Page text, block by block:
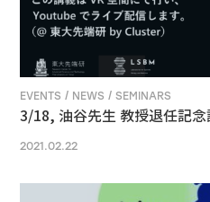
EVENTS / NEWS / SEMINARS
3/18, 油谷先生 教授退任記
2021.02.22